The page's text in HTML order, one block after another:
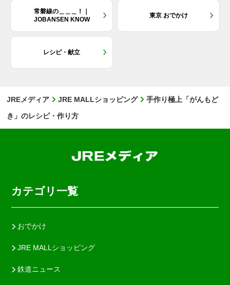
常磐線の＿＿＿！｜
JOBANSEN KNOW
東京 おでかけ
レシピ・献立
JREメディア JRE MALLショッピング
手作り極上「がんもど
き」のレシピ・作り方
カテゴリ一覧
おでかけ
JRE MALLショッピング
鉄道ニュース